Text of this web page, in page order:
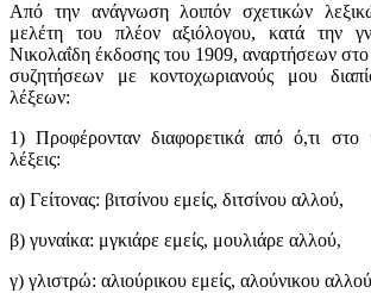
Από την ανάγνωση λοιπόν σχετικών
μελέτη του πλέον αξιόλογου, κατά την
Νικολαΐδη έκδοσης του 1909, αναρτήσεων στο
συζητήσεων με κοντοχωριανούς μου
λέξεων:
1) Προφέρονταν διαφορετικά από ό,τι στο
λέξεις:
α) Γείτονας: βιτσίνου εμείς, διτσίνου αλλού,
β) γυναίκα: μγκιάρε εμείς, μουλιάρε αλλού,
γ) γλιστρώ: αλιούρικου εμείς, αλούνικου